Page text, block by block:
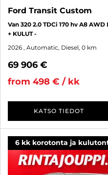
Ford Transit Custom
Van 320 2.0 TDCi 170 hv A8
+ KULUT -
2026 , Automatic, Diesel, 0 km
69 906 €
from 498 € / kk
KATSO TIEDOT
6 kk korotonta ja